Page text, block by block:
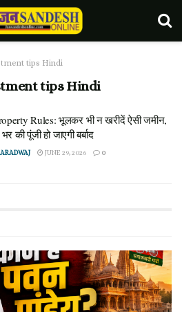
tips Hindi
tips Hindi
Rules: भूलकर भी न खरीदें ऐसी जमीन,
की पूंजी हो जाएगी बर्बाद
JUNE 29, 2026 0